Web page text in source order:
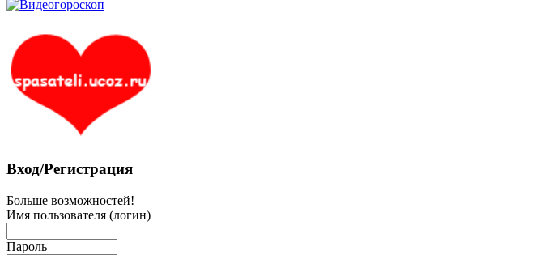
Вход/Регистрация
Больше возможностей!
Имя пользователя (логин)
Пароль